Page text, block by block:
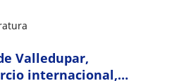
Valledupar,
internacional,